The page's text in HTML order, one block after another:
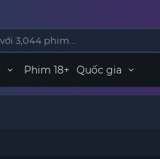
Phim 18+ Quốc gia